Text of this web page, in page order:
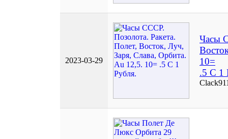
2023-03-29
Часы
10=
.5 С 1